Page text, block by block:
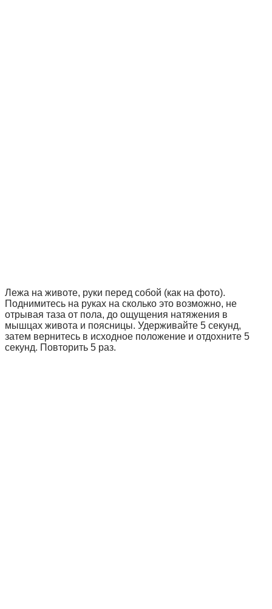
Лежа на животе, руки перед собой (как на фото).
Поднимитесь на руках на сколько это возможно, не
отрывая таза от пола, до ощущения натяжения в
мышцах живота и поясницы. Удерживайте 5 секунд,
затем вернитесь в исходное положение и отдохните 5
секунд. Повторить 5 раз.